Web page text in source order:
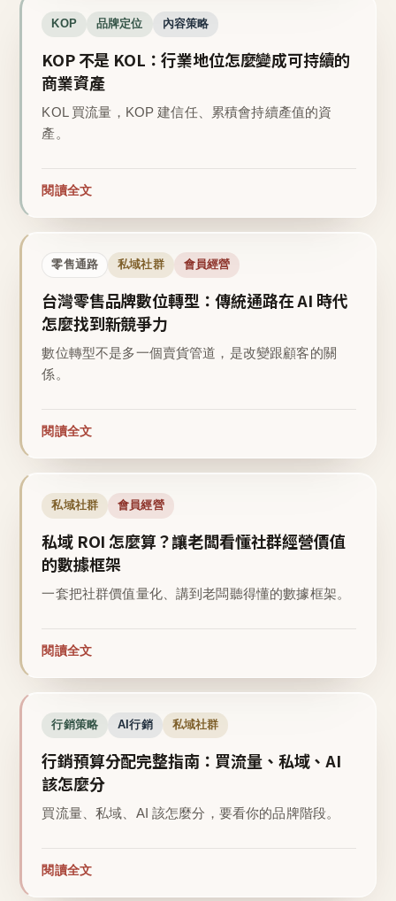
KOP 品牌定位 內容策略
KOP 不是 KOL：行業地位怎麼變成可持續的
商業資產
KOL 買流量，KOP 建信任、累積會持續產值的資
產。
閱讀全文
零售通路 私域社群 會員經營
台灣零售品牌數位轉型：傳統通路在 AI 時代
怎麼找到新競爭力
數位轉型不是多一個賣貨管道，是改變跟顧客的關
係。
閱讀全文
私域社群 會員經營
私域 ROI 怎麼算？讓老闆看懂社群經營價值
的數據框架
一套把社群價值量化、講到老闆聽得懂的數據框架。
閱讀全文
行銷策略 AI行銷 私域社群
行銷預算分配完整指南：買流量、私域、AI
該怎麼分
買流量、私域、AI 該怎麼分，要看你的品牌階段。
閱讀全文